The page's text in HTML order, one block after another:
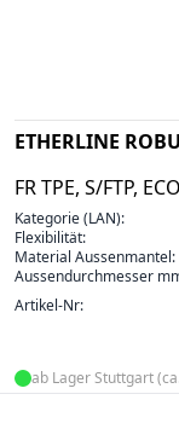
ETHERLINE
FR TPE, S/FTP,
Kategorie (LAN):
Flexibilität:
Material Aussenmantel:
Aussendurchmesser
Artikel-Nr:
ab Lager Stuttgart